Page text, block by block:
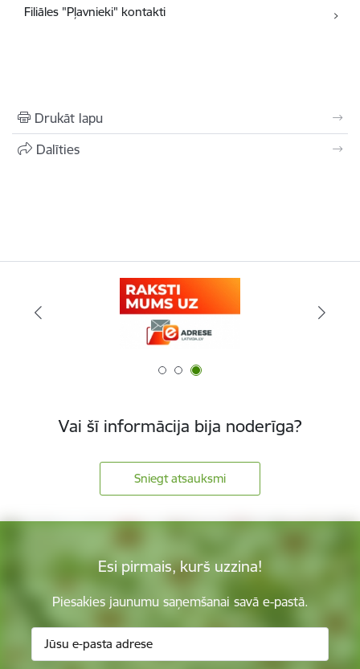
Filiāles "Pļavnieki" kontakti
Drukāt lapu
Dalīties
Vai šī informācija bija noderīga?
Sniegt atsauksmi
Esi pirmais, kurš uzzina!
Piesakies jaunumu saņemšanai savā e-pastā.